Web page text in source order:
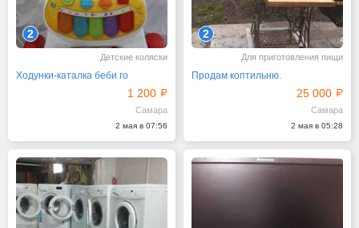
2
Детские коляски
Ходунки-каталка беби го
1 200
Самара
2 мая в 07:56
2
Для приготовления пищи
Продам коптильню.
25 000
Самара
2 мая в 05:28